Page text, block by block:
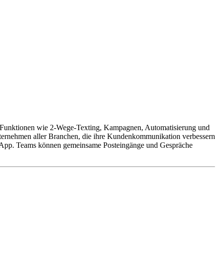
wie 2-Wege-Texting, Kampagnen, Automatisierung und
aller Branchen, die ihre Kundenkommunikation verbessern
Teams können gemeinsame Posteingänge und Gespräche